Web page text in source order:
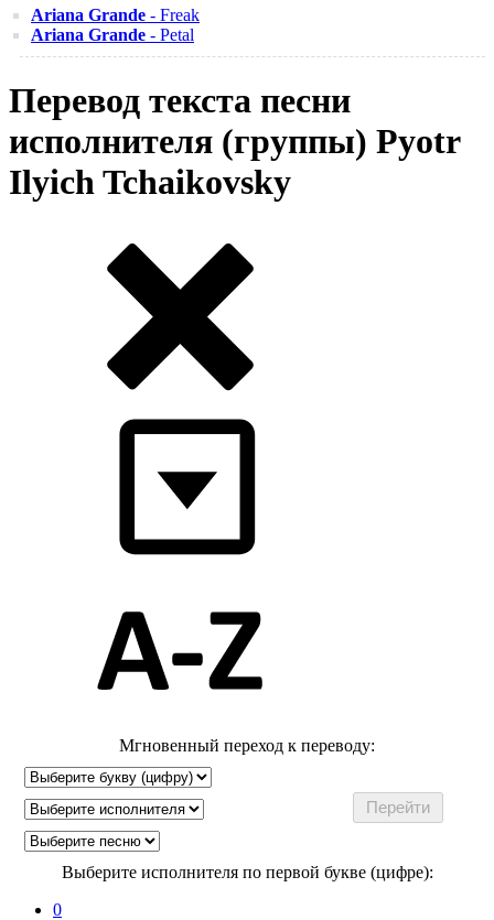
Ariana Grande - Freak
Ariana Grande - Petal
Перевод текста песни
исполнителя (группы) Pyotr
Ilyich Tchaikovsky
Мгновенный переход к переводу:
Выберите исполнителя по первой букве (цифре):
0